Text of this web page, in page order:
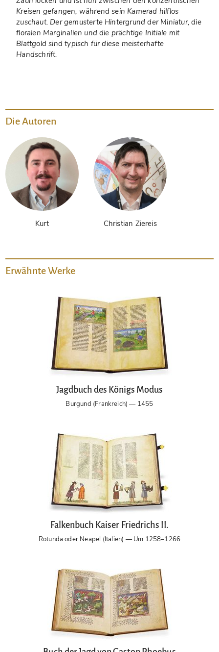
Kreisen gefangen, während sein Kamerad hilflos
zuschaut. Der gemusterte Hintergrund der Miniatur, die
floralen Marginalien und die prächtige Initiale mit
Blattgold sind typisch für diese meisterhafte
Handschrift.
Die Autoren
Kurt Christian Ziereis
Erwähnte Werke
Jagdbuch des Königs Modus
Burgund (Frankreich) — 1455
Falkenbuch Kaiser Friedrichs II.
Rotunda oder Neapel (Italien) — Um 1258–1266